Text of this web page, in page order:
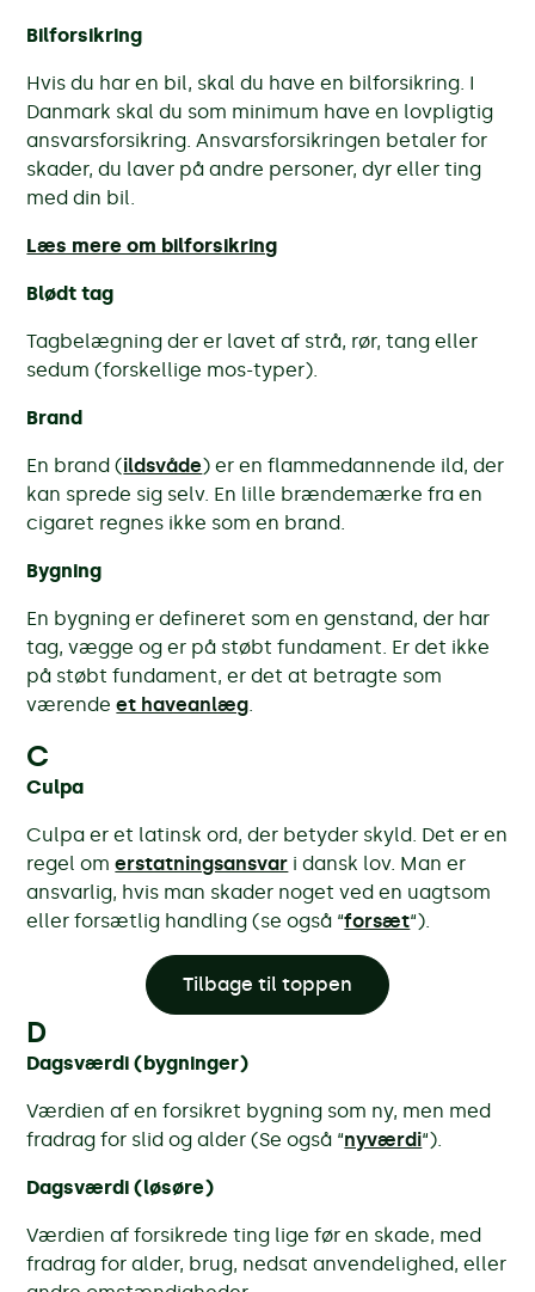
Bilforsikring
Hvis du har en bil, skal du have en bilforsikring. I
Danmark skal du som minimum have en lovpligtig
ansvarsforsikring. Ansvarsforsikringen betaler for
skader, du laver på andre personer, dyr eller ting
med din bil.
Læs mere om bilforsikring
Blødt tag
Tagbelægning der er lavet af strå, rør, tang eller
sedum (forskellige mos-typer).
Brand
En brand (ildsvåde) er en flammedannende ild, der
kan sprede sig selv. En lille brændemærke fra en
cigaret regnes ikke som en brand.
Bygning
En bygning er defineret som en genstand, der har
tag, vægge og er på støbt fundament. Er det ikke
på støbt fundament, er det at betragte som
værendeet haveanlæg
C
Culpa
Culpa er et latinsk ord, der betyder skyld. Det er en
regel omerstatningsansvar i dansk lov. Man er
ansvarlig, hvis man skader noget ved en uagtsom
eller forsætlig handling (se også “forsæt“).
Tilbage til toppen
D
Dagsværdi (bygninger)
Værdien af en forsikret bygning som ny, men med
fradrag for slid og alder (Se også “nyværdi“).
Dagsværdi (løsøre)
Værdien af forsikrede ting lige før en skade, med
fradrag for alder, brug, nedsat anvendelighed, eller